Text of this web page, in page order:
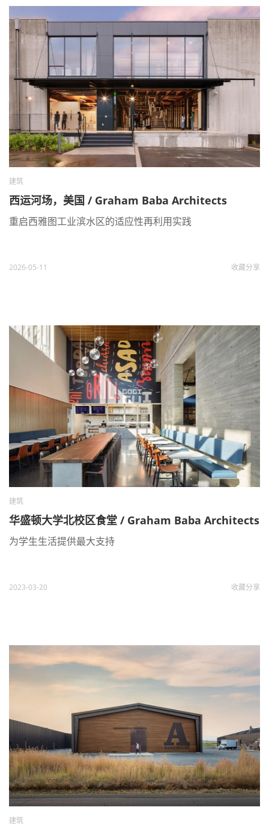
建筑
西运河场，美国 / Graham Baba Architects
重启西雅图工业滨水区的适应性再利用实践
2026-05-11 收藏分享
建筑
华盛顿大学北校区食堂 / Graham Baba Architects
为学生生活提供最大支持
2023-03-20 收藏分享
建筑